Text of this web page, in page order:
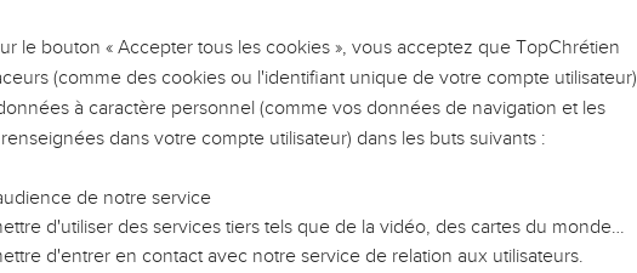
LES VOTRES ?
leur impact, leur foi ou leur vision. Mais on voit
qu'ils ont traversés, alors même que ce sont
et responsables reviennent sur les erreurs
avec plus de sagesse afin que leurs erreurs
ministère, une équipe, un groupe ou une famille,
le bouton « Accepter tous les cookies », vous acceptez que TopChrétien
(comme des cookies ou l'identifiant unique de votre compte utilisateur)
à caractère personnel (comme vos données de navigation et les
dans votre compte utilisateur) dans les buts suivants :
de notre service
d'utiliser des services tiers tels que de la vidéo, des cartes du monde…
d'entrer en contact avec notre service de relation aux utilisateurs.